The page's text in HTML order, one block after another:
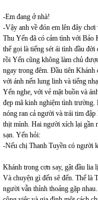
-Em đang ở nhà!
-Vậy anh về đón em lên đây
Thu Yến đã có cảm tình với Bảo
thể gọi là tiếng sét ái tình đầu
rồi Yến cũng không làm chủ
ngay trong đêm. Đầu tiên Khánh
với ánh nến lung linh và tiếng
Yến nghe, với vẻ mặt buồn và
đẹp mã kinh nghiệm tình
nóng ran cả người và trái tim
thịt mình. Hai người xích lại gần
sạn. Yến hỏi:
-Nếu chị Thanh Tuyền có người
Khánh trong cơn say, gật đầu lia
Và chuyện gì đến sẽ đến. Thế là
người vẫn thỉnh thoảng gặp